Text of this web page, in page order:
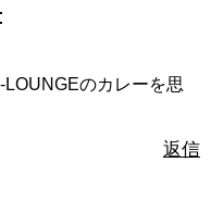
のカレーを思
返信